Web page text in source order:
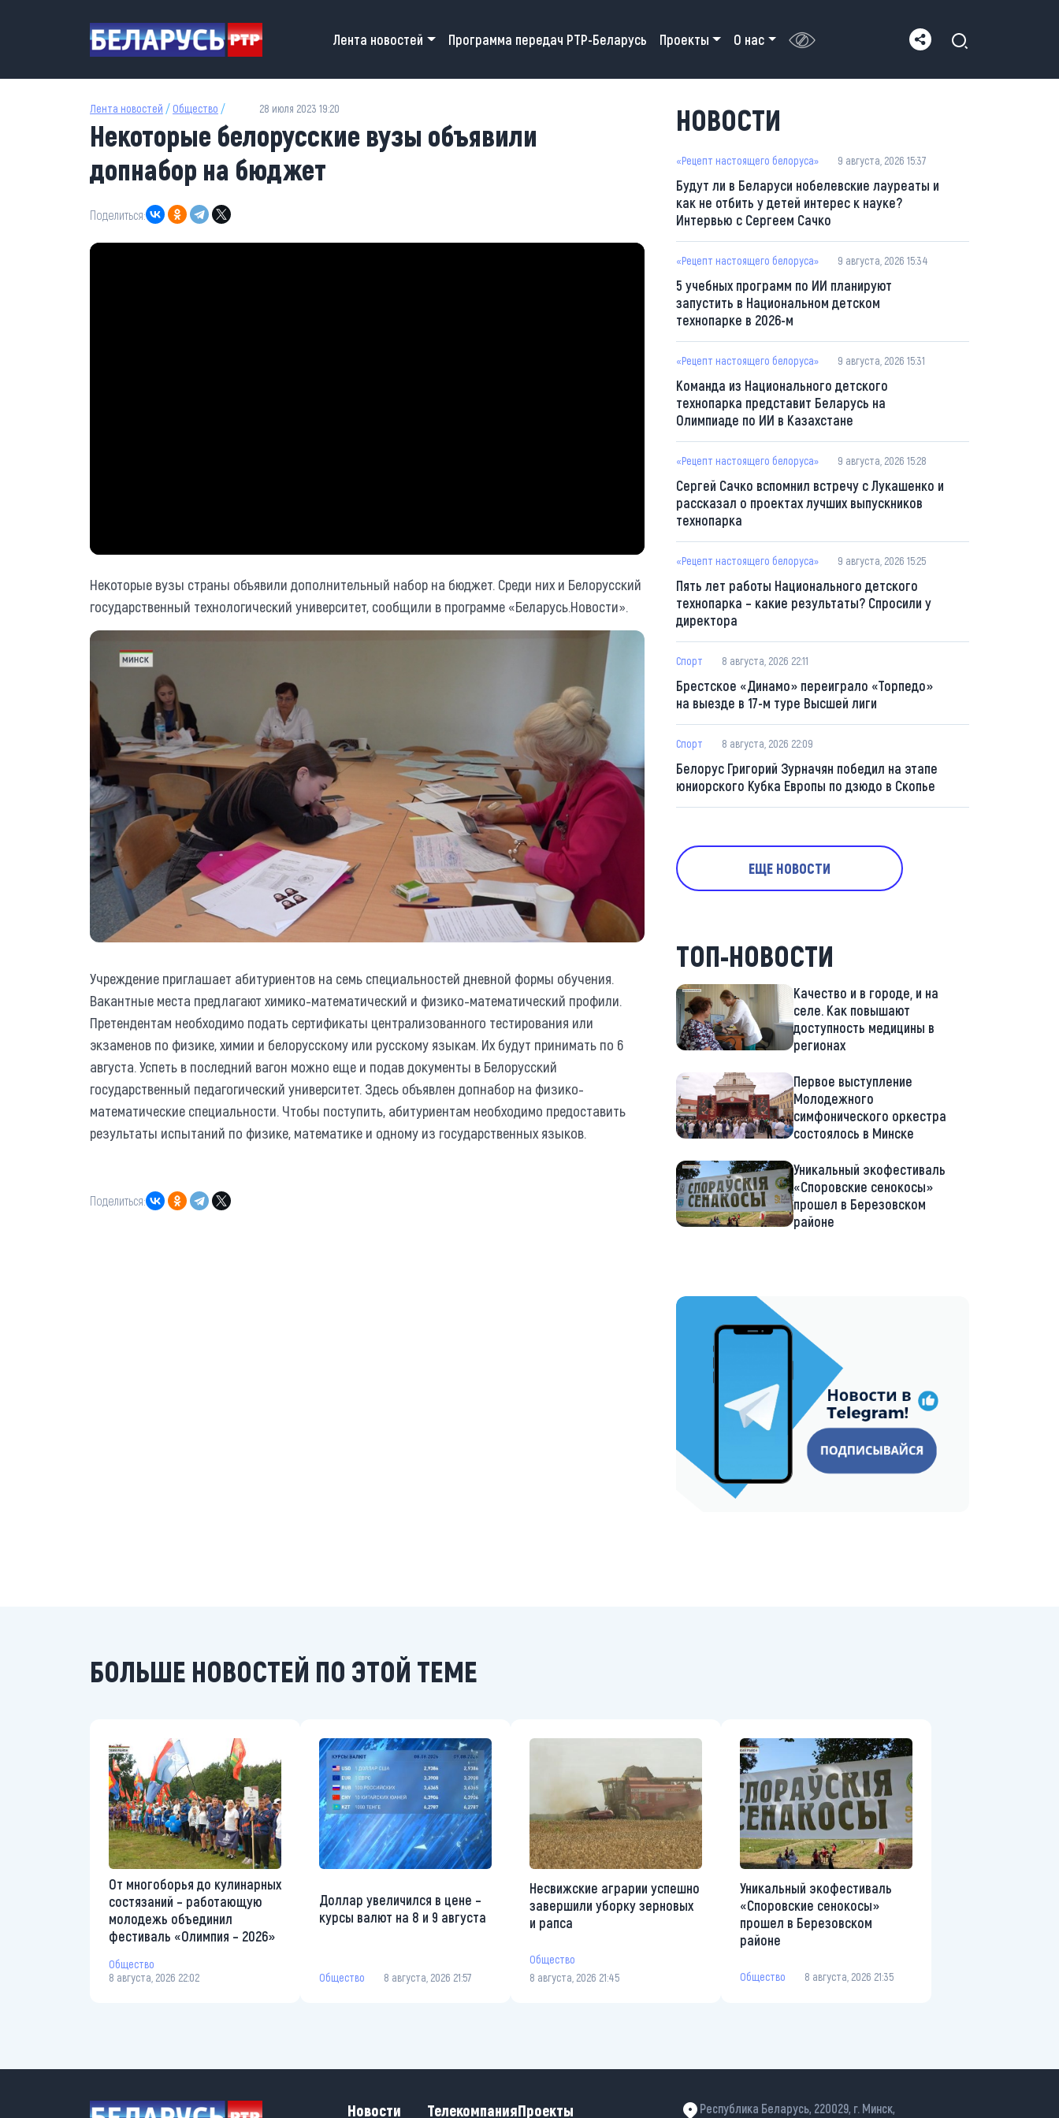
Main navigation
Лента новостей Программа передач РТР-Беларусь Проекты О нас
Лента новостей / Общество / 28 июля 2023 19:20
Некоторые белорусские вузы объявили
допнабор на бюджет
Поделиться:
Некоторые вузы страны объявили дополнительный набор на бюджет. Среди них и Белорусский
государственный технологический университет, сообщили в программе «Беларусь.Новости».
Учреждение приглашает абитуриентов на семь специальностей дневной формы обучения.
Вакантные места предлагают химико-математический и физико-математический профили.
Претендентам необходимо подать сертификаты централизованного тестирования или
экзаменов по физике, химии и белорусскому или русскому языкам. Их будут принимать по 6
августа. Успеть в последний вагон можно еще и подав документы в Белорусский
государственный педагогический университет. Здесь объявлен допнабор на физико-
математические специальности. Чтобы поступить, абитуриентам необходимо предоставить
результаты испытаний по физике, математике и одному из государственных языков.
Поделиться:
НОВОСТИ
«Рецепт настоящего белоруса» 9 августа, 2026 15:37
Будут ли в Беларуси нобелевские лауреаты и
как не отбить у детей интерес к науке?
Интервью с Сергеем Сачко
«Рецепт настоящего белоруса» 9 августа, 2026 15:34
5 учебных программ по ИИ планируют
запустить в Национальном детском
технопарке в 2026-м
«Рецепт настоящего белоруса» 9 августа, 2026 15:31
Команда из Национального детского
технопарка представит Беларусь на
Олимпиаде по ИИ в Казахстане
«Рецепт настоящего белоруса» 9 августа, 2026 15:28
Сергей Сачко вспомнил встречу с Лукашенко и
рассказал о проектах лучших выпускников
технопарка
«Рецепт настоящего белоруса» 9 августа, 2026 15:25
Пять лет работы Национального детского
технопарка – какие результаты? Спросили у
директора
Спорт 8 августа, 2026 22:11
Брестское «Динамо» переиграло «Торпедо»
на выезде в 17-м туре Высшей лиги
Спорт 8 августа, 2026 22:09
Белорус Григорий Зурначян победил на этапе
юниорского Кубка Европы по дзюдо в Скопье
ЕЩЕ НОВОСТИ
ТОП-НОВОСТИ
Качество и в городе, и на
селе. Как повышают
доступность медицины в
регионах
Первое выступление
Молодежного
симфонического оркестра
состоялось в Минске
Уникальный экофестиваль
«Споровские сенокосы»
прошел в Березовском
районе
https://t.me/minskctvby
БОЛЬШЕ НОВОСТЕЙ ПО ЭТОЙ ТЕМЕ
От многоборья до кулинарных
состязаний – работающую
молодежь объединил
фестиваль «Олимпия – 2026»
Общество
8 августа, 2026 22:02
Доллар увеличился в цене –
курсы валют на 8 и 9 августа
Общество 8 августа, 2026 21:57
Несвижские аграрии успешно
завершили уборку зерновых
и рапса
Общество
8 августа, 2026 21:45
Уникальный экофестиваль
«Споровские сенокосы»
прошел в Березовском
районе
Общество 8 августа, 2026 21:35
Новости ТелекомпанияПроекты
Республика Беларусь, 220029, г. Минск,